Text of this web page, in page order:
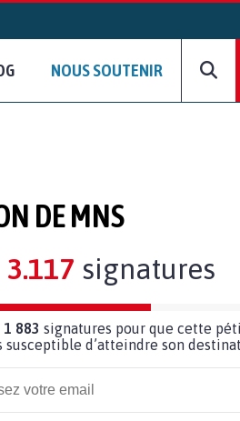
NOUS SOUTENIR
DE MNS
3.117 signatures
1 883 signatures pour que cette
susceptible d’atteindre son